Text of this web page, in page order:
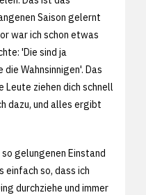
Saison gelernt
war ich schon etwas
'Die sind ja
Wahnsinnigen'. Das
ziehen dich schnell
dazu, und alles ergibt
gelungenen Einstand
einfach so, dass ich
durchziehe und immer